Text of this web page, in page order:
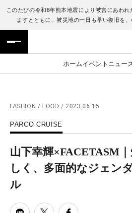
このたびの令和8年熊本地震により被害にあわ
ますとともに、被災地の一日も早い復旧を
ホームイベント ニュー
フロアガイド
施設案内・アクセス
レストラン・カフェ
TAX FREE
PARCOメンバーズ
JP
ENGLISH
繁体字
ภาษาไทย
日本語
FASHION / FOOD / 2023.06.15
PARCO CRUISE
山下幸輝×FACETASM
しく、多面的なジェン
ル